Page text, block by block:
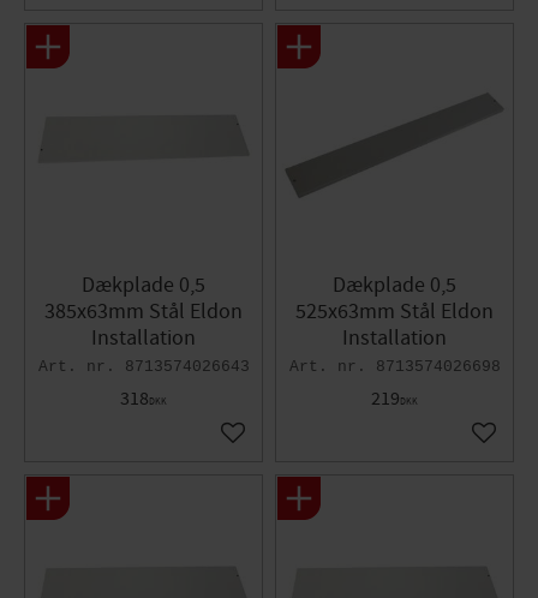
Dækplade 0,5
385x63mm Stål Eldon
Installation
8713574026643
318DKK
Gem som favorit
Dækplade 0,5
525x63mm Stål Eldon
Installation
8713574026698
219DKK
Gem